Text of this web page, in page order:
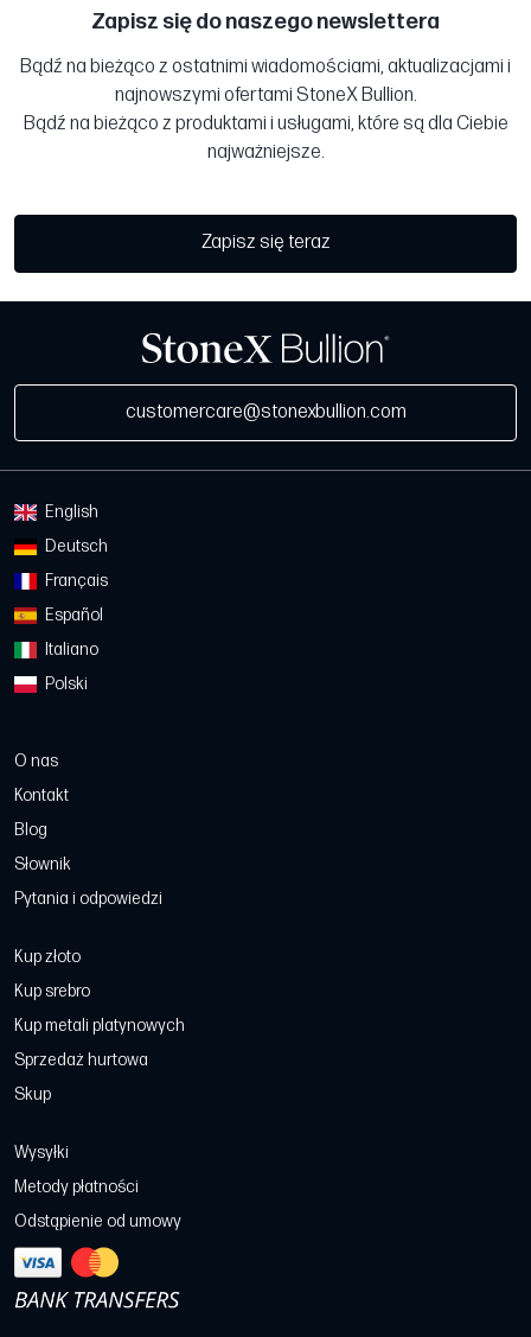
Zapisz się do naszego newslettera
Bądź na bieżąco z ostatnimi wiadomościami, aktualizacjami i
najnowszymi ofertami StoneX Bullion.
Bądź na bieżąco z produktami i usługami, które są dla Ciebie
najważniejsze.
Zapisz się teraz
customercare@stonexbullion.com
English
Deutsch
Français
Español
Italiano
Polski
O nas
Kontakt
Blog
Słownik
Pytania i odpowiedzi
Kup złoto
Kup srebro
Kup metali platynowych
Sprzedaż hurtowa
Skup
Wysyłki
Metody płatności
Odstąpienie od umowy